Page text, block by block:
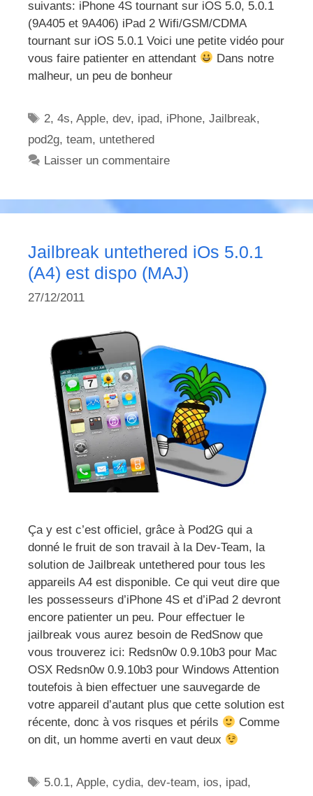
suivants: iPhone 4S tournant sur iOS 5.0, 5.0.1
(9A405 et 9A406) iPad 2 Wifi/GSM/CDMA
tournant sur iOS 5.0.1 Voici une petite vidéo pour
vous faire patienter en attendant
Dans notre
malheur, un peu de bonheur
Étiquettes
2,4s,Apple,dev, ipad, iPhone,Jailbreak,
pod2g, team, untethered
Laisser un commentaire
Jailbreak untethered iOs 5.0.1
(A4) est dispo (MAJ)
27/12/2011
Ça y est c’est officiel, grâce à Pod2G qui a
donné le fruit de son travail à la Dev-Team, la
solution de Jailbreak untethered pour tous les
appareils A4 est disponible. Ce qui veut dire que
les possesseurs d’iPhone 4S et d’iPad 2 devront
encore patienter un peu. Pour effectuer le
jailbreak vous aurez besoin de RedSnow que
vous trouverez ici: Redsn0w 0.9.10b3 pour Mac
OSX Redsn0w 0.9.10b3 pour Windows Attention
toutefois à bien effectuer une sauvegarde de
votre appareil d’autant plus que cette solution est
récente, donc à vos risques et périls
Comme
on dit, un homme averti en vaut deux
Étiquettes
5.0.1,Apple,cydia,dev-team, ios, ipad,